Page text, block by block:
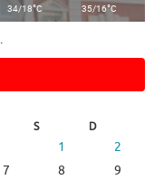
34/18°C 35/16°C
.
S D
1
2
7 8
9